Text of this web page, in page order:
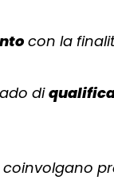
con la
di